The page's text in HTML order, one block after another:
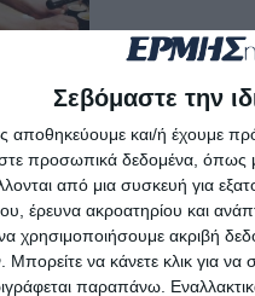
Σεβόμαστε την
αποθηκεύουμε και/ή έχουμε
προσωπικά δεδομένα, όπως
από μια συσκευή για
έρευνα ακροατηρίου και
χρησιμοποιήσουμε ακριβή
να κάνετε κλικ για να
παραπάνω.